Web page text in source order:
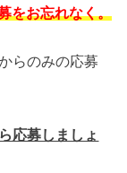
をお忘れなく。
らのみの応募
応募しましょ